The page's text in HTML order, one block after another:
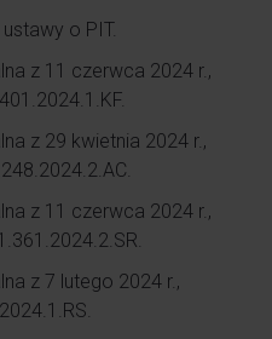
o PIT.
z 11 czerwca 2024 r.,
z 29 kwietnia 2024 r.,
z 11 czerwca 2024 r.,
z 7 lutego 2024 r.,